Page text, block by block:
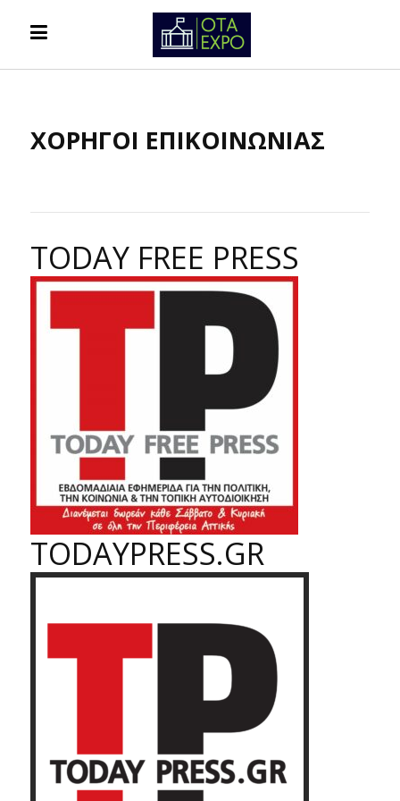
ΧΟΡΗΓΟΙ ΕΠΙΚΟΙΝΩΝΙΑΣ
ΤΟDAY FREE PRESS
TODAYPRESS.GR